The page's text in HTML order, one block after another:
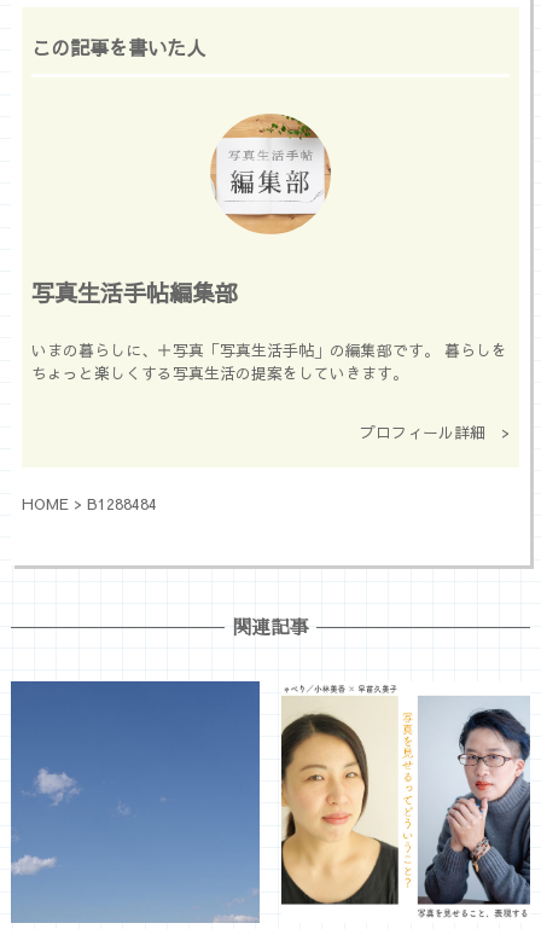
この記事を書いた人
写真生活手帖編集部
いまの暮らしに、＋写真「写真生活手帖」の編集部です。 暮らしを
ちょっと楽しくする写真生活の提案をしていきます。
プロフィール詳細 >
HOME> B1288484
関連記事